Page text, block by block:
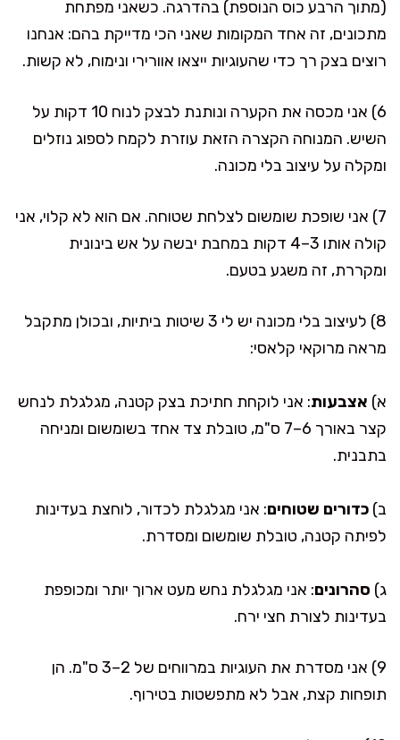
(מתוך הרבע כוס הנוספת) בהדרגה. כשאני מפתחת
מתכונים, זה אחד המקומות שאני הכי מדייקת בהם: אנחנו
רוצים בצק רך כדי שהעוגיות ייצאו אוורירי ונימוח, לא קשות.
6) אני מכסה את הקערה ונותנת לבצק לנוח 10 דקות על
השיש. המנוחה הקצרה הזאת עוזרת לקמח לספוג נוזלים
ומקלה על עיצוב בלי מכונה.
7) אני שופכת שומשום לצלחת שטוחה. אם הוא לא קלוי, אני
קולה אותו 3–4 דקות במחבת יבשה על אש בינונית
ומקררת, זה משגע בטעם.
8) לעיצוב בלי מכונה יש לי 3 שיטות ביתיות, ובכולן מתקבל
מראה מרוקאי קלאסי:
א) אצבעות: אני לוקחת חתיכת בצק קטנה, מגלגלת לנחש
קצר באורך 6–7 ס"מ, טובלת צד אחד בשומשום ומניחה
בתבנית.
ב) כדורים שטוחים: אני מגלגלת לכדור, לוחצת בעדינות
לפיתה קטנה, טובלת שומשום ומסדרת.
ג) סהרונים: אני מגלגלת נחש מעט ארוך יותר ומכופפת
בעדינות לצורת חצי ירח.
9) אני מסדרת את העוגיות במרווחים של 2–3 ס"מ. הן
תופחות קצת, אבל לא מתפשטות בטירוף.